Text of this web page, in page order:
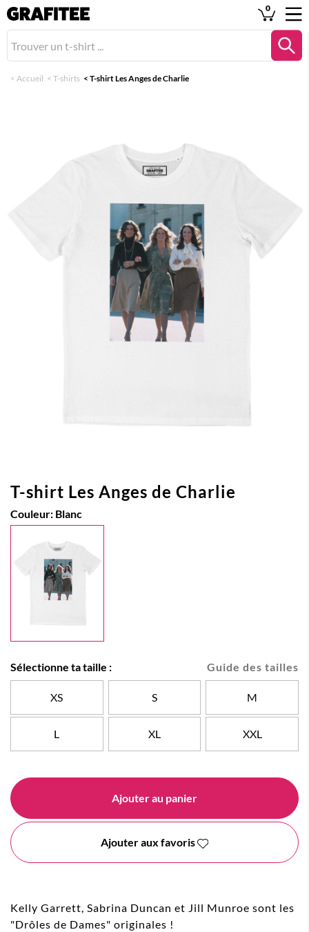
0
< Accueil < T-shirts < T-shirt Les Anges de Charlie
T-shirt Les Anges de Charlie
Couleur: Blanc
Guide des tailles
Sélectionne ta taille :
XS S M
L XL XXL
Ajouter au panier
Ajouter aux favoris
Kelly Garrett, Sabrina Duncan et Jill Munroe sont les
"Drôles de Dames" originales !